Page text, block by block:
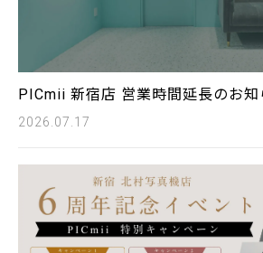
PICmii 新宿店 営業時間延長のお知
2026.07.17